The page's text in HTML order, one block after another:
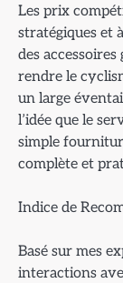
Les prix
stratégiques et
des
rendre le
un large
l’idée que le
simple
complète et
Indice de
Basé sur mes
interactions